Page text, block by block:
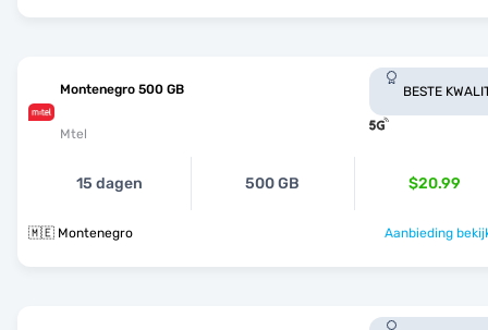
Montenegro 500 GB
Mtel
BESTE
15 dagen 500 GB $20.99
🇲🇪 Montenegro Aanbieding